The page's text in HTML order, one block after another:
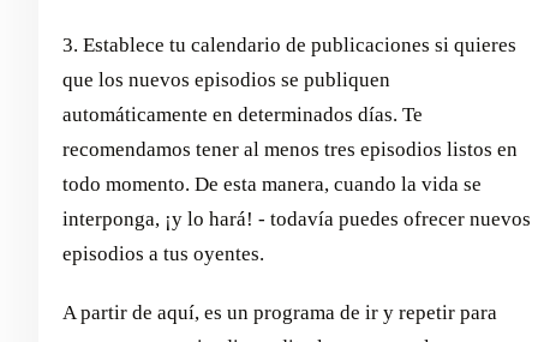
3. Establece tu calendario de publicaciones si quieres
que los nuevos episodios se publiquen
automáticamente en determinados días. Te
recomendamos tener al menos tres episodios listos en
todo momento. De esta manera, cuando la vida se
interponga, ¡y lo hará! - todavía puedes ofrecer nuevos
episodios a tus oyentes.
A partir de aquí, es un programa de ir y repetir para